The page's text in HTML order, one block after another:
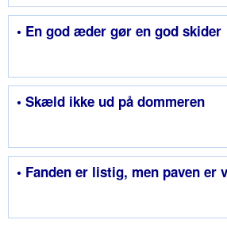
• En god æder gør en god skider
• Skæld ikke ud på dommeren
• Fanden er listig, men paven er